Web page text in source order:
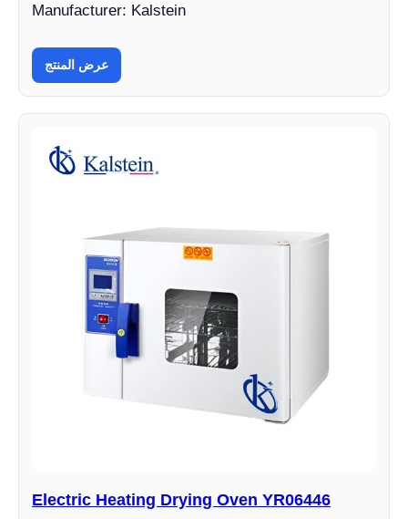
Manufacturer: Kalstein
عرض المنتج
Electric Heating Drying Oven YR06446